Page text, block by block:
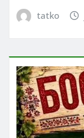
tatko